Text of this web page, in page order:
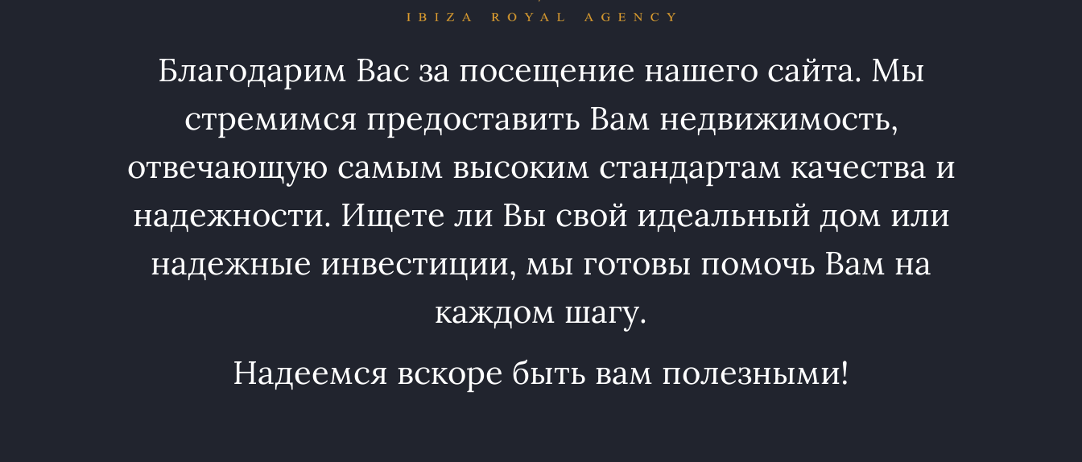
Благодарим Вас за посещение нашего сайта. Мы
стремимся предоставить Вам недвижимость,
отвечающую самым высоким стандартам качества и
надежности. Ищете ли Вы свой идеальный дом или
надежные инвестиции, мы готовы помочь Вам на
каждом шагу.
Надеемся вскоре быть вам полезными!